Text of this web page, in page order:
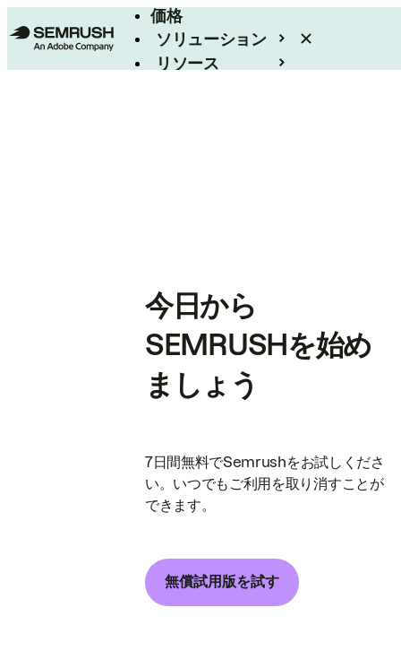
価格
ソリューション
リソース
今日から
SEMRUSHを始め
ましょう
7日間無料でSemrushをお試しくださ
い。いつでもご利用を取り消すことが
できます。
無償試用版を試す